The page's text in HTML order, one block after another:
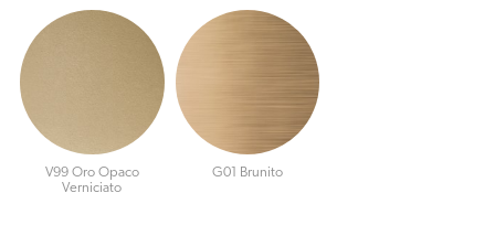
V99 Oro Opaco
Verniciato
G01 Brunito